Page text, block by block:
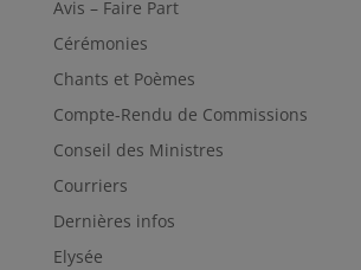
Avis – Faire Part
Cérémonies
Chants et Poèmes
Compte-Rendu de Commissions
Conseil des Ministres
Courriers
Dernières infos
Elysée